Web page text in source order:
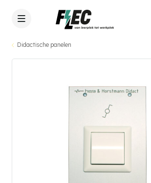
Didactische panelen